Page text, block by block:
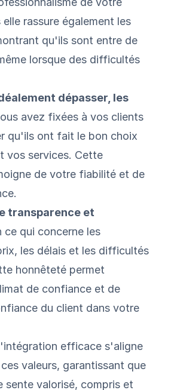
rassure également les
qu'ils sont entre de
lorsque des difficultés
dépasser, les
avez fixées à vos clients
qu'ils ont fait le bon choix
vos services. Cette
de votre fiabilité et de
transparence et
ce qui concerne les
les délais et les difficultés
honnêteté permet
de confiance et de
du client dans votre
efficace s'aligne
valeurs, garantissant que
sente valorisé, compris et